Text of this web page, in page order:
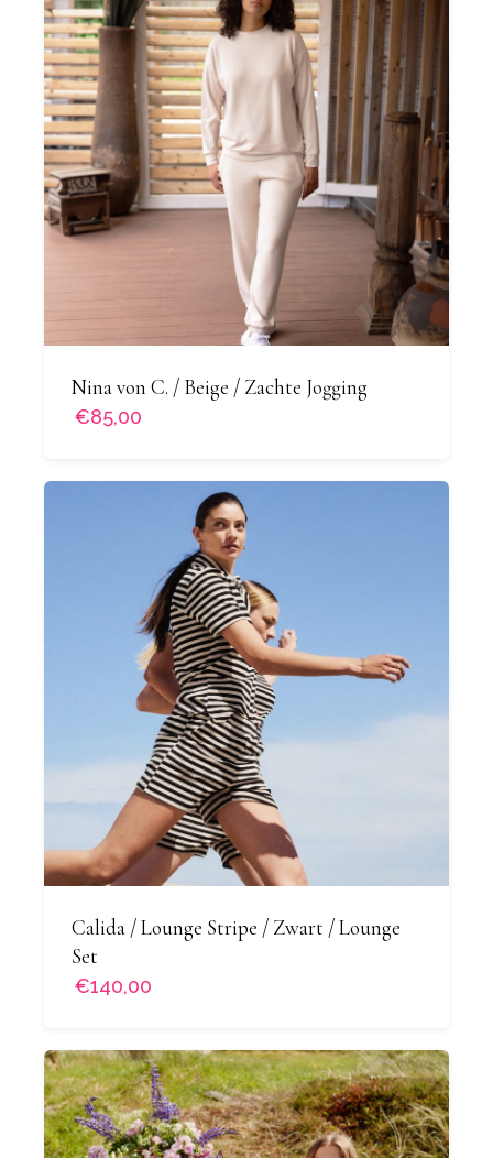
Nina von C. / Beige / Zachte Jogging
€85,00
Calida / Lounge Stripe / Zwart / Lounge
Set
€140,00